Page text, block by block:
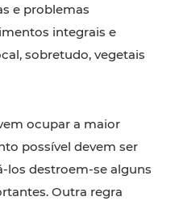
e problemas
integrais e
sobretudo, vegetais
ocupar a maior
possível devem ser
los destroem-se alguns
Outra regra